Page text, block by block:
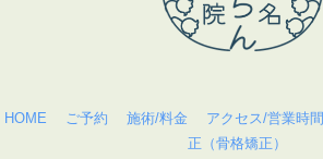
HOME ご予約 施術/料金 アクセス/営業時間
正（骨格矯正）